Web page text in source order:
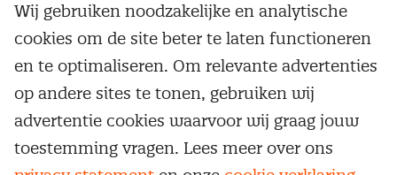
Service & contact
Over inkoop
Netwerk en communities
Aanmelden nieuwsbrief
Word lid van Nevi
Populaire thema's
Aanbesteden
Contractmanagement
Kostenmanagement
Opleidingen en trainingen
Trainingen
Opleidingen
Wij gebruiken noodzakelijke en analytische
cookies om de site beter te laten functioneren
en te optimaliseren. Om relevante advertenties
op andere sites te tonen, gebruiken wij
advertentie cookies waarvoor wij graag jouw
toestemming vragen. Lees meer over ons